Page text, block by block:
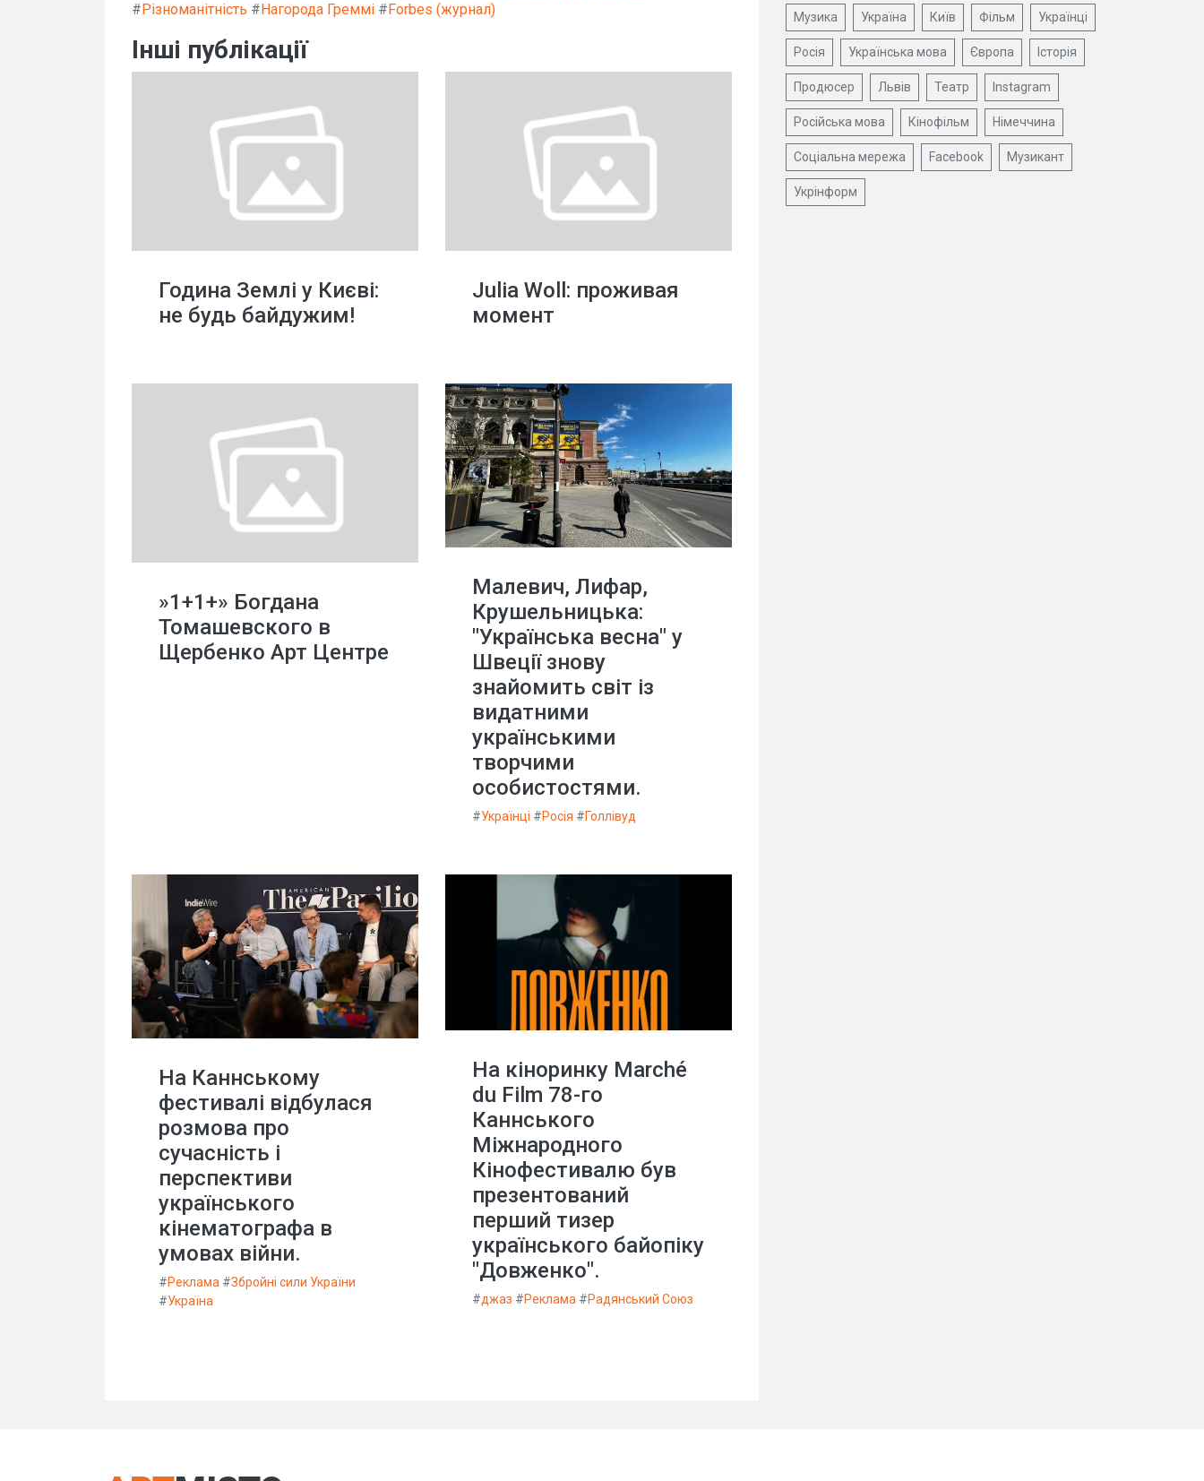
#Різноманітність #Нагорода Греммі #Forbes (журнал)
Інші публікації
Година Землі у Києві:
не будь байдужим!
Julia Woll: проживая
момент
»1+1+» Богдана
Томашевского в
Щербенко Арт Центре
Малевич, Лифар,
Крушельницька:
"Українська весна" у
Швеції знову
знайомить світ із
видатними
українськими
творчими
особистостями.
#Українці #Росія #Голлівуд
На Каннському
фестивалі відбулася
розмова про
сучасність і
перспективи
українського
кінематографа в
умовах війни.
#Реклама #Збройні сили України
#Україна
На кіноринку Marché
du Film 78-го
Каннського
Міжнародного
Кінофестивалю був
презентований
перший тизер
українського байопіку
"Довженко".
#джаз #Реклама #Радянський Союз
Музика Україна Київ Фільм Українці
Росія Українська мова Європа Історія
Продюсер Львів Театр Instagram
Російська мова Кінофільм Німеччина
Соціальна мережа Facebook Музикант
Укрінформ